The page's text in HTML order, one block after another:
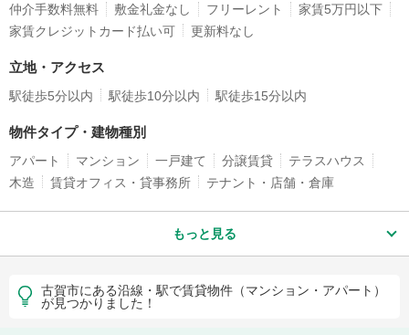
仲介手数料無料
敷金礼金なし フリーレント
家賃5万円以下
家賃クレジットカード払い可
更新料なし
立地・アクセス
駅徒歩5分以内 駅徒歩10分以内 駅徒歩15分以内
物件タイプ・建物種別
アパート マンション 一戸建て 分譲賃貸
テラスハウス
木造
賃貸オフィス・貸事務所 テナント・店舗・倉庫
もっと見る
古賀市にある沿線・駅で賃貸物件（マンション・アパート）
が見つかりました！